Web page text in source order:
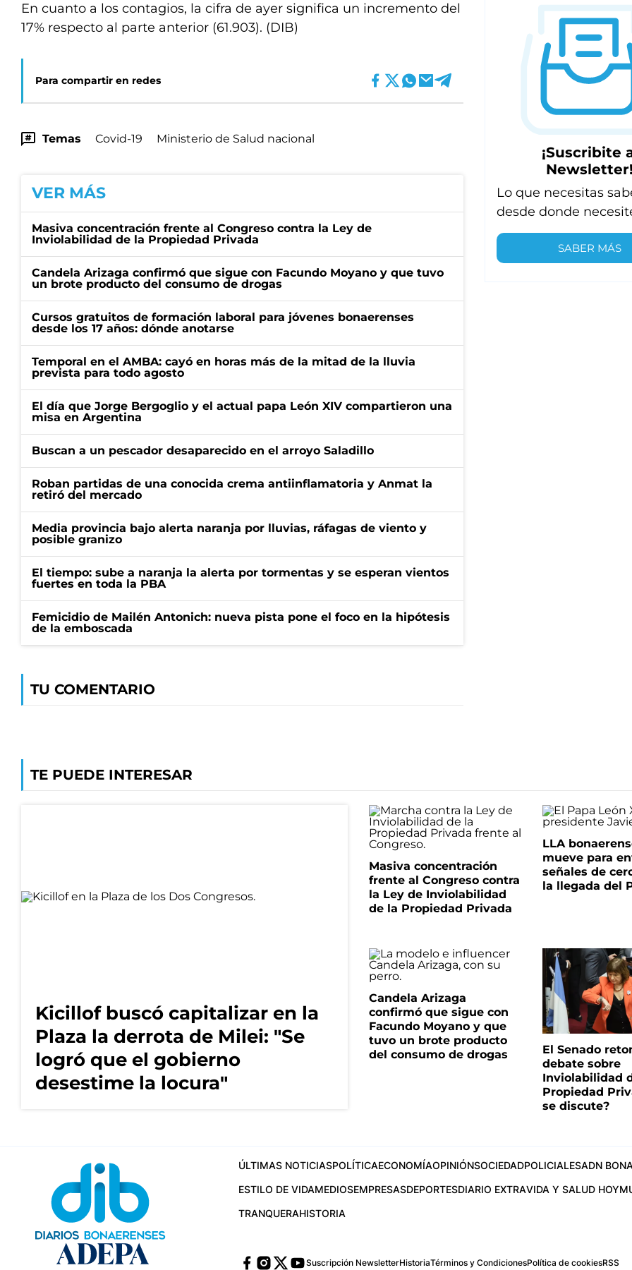
En cuanto a los contagios, la cifra de ayer significa un incremento del
17% respecto al parte anterior (61.903). (DIB)
Para compartir en redes
Temas Covid-19 Ministerio de Salud nacional
VER MÁS
Masiva concentración frente al Congreso contra la Ley de
Inviolabilidad de la Propiedad Privada
Candela Arizaga confirmó que sigue con Facundo Moyano y que tuvo
un brote producto del consumo de drogas
Cursos gratuitos de formación laboral para jóvenes bonaerenses
desde los 17 años: dónde anotarse
Temporal en el AMBA: cayó en horas más de la mitad de la lluvia
prevista para todo agosto
El día que Jorge Bergoglio y el actual papa León XIV compartieron una
misa en Argentina
Buscan a un pescador desaparecido en el arroyo Saladillo
Roban partidas de una conocida crema antiinflamatoria y Anmat la
retiró del mercado
Media provincia bajo alerta naranja por lluvias, ráfagas de viento y
posible granizo
El tiempo: sube a naranja la alerta por tormentas y se esperan vientos
fuertes en toda la PBA
Femicidio de Mailén Antonich: nueva pista pone el foco en la hipótesis
de la emboscada
TU COMENTARIO
¡Suscribite
Newsletter!
Lo que necesitas
desde donde
SABER MÁS
TE PUEDE INTERESAR
Kicillof buscó capitalizar en la
Plaza la derrota de Milei: "Se
logró que el gobierno
desestime la locura"
Masiva concentración
frente al Congreso contra
la Ley de Inviolabilidad
de la Propiedad Privada
LLA
mueve para
señales de
la llegada del
Candela Arizaga
confirmó que sigue con
Facundo Moyano y que
tuvo un brote producto
del consumo de drogas
El Senado
debate sobre
Inviolabilidad
Propiedad
se discute?
ÚLTIMAS NOTICIASPOLÍTICAECONOMÍAOPINIÓNSOCIEDADPOLICIALESADN
ESTILO DE VIDAMEDIOSEMPRESASDEPORTESDIARIO EXTRAVIDA Y SALUD HOY
TRANQUERAHISTORIA
Suscripción NewsletterHistoriaTérminos y CondicionesPolítica de cookiesRSS